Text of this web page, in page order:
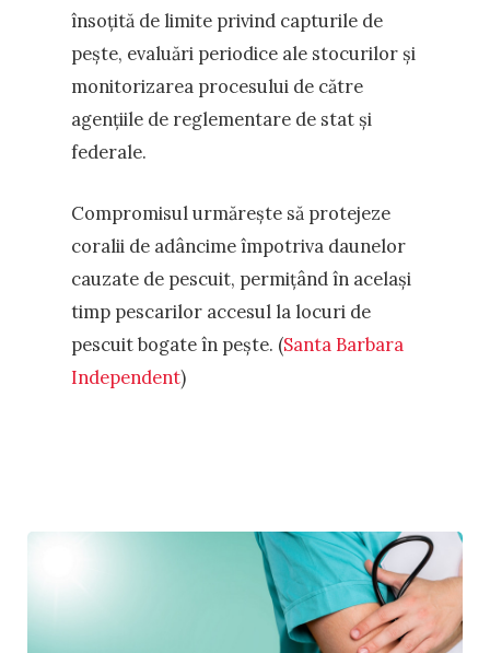
însoțită de limite privind capturile de
pește, evaluări periodice ale stocurilor și
monitorizarea procesului de către
agențiile de reglementare de stat și
federale.
Compromisul urmărește să protejeze
coralii de adâncime împotriva daunelor
cauzate de pescuit, permițând în același
timp pescarilor accesul la locuri de
pescuit bogate în pește. (Santa Barbara
Independent)